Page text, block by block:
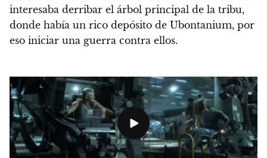
interesaba derribar el árbol principal de la tribu,
donde había un rico depósito de Ubontanium, por
eso iniciar una guerra contra ellos.